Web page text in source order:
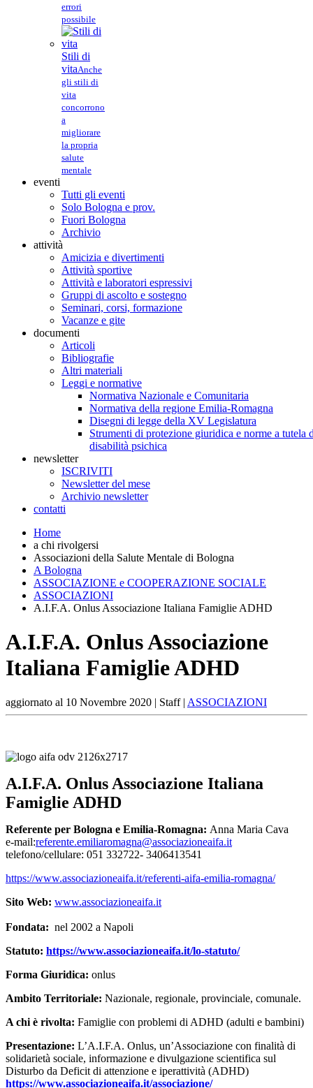
errori
possibile
Stili di
vitaAnche
gli stili di
vita
concorrono
a
migliorare
la propria
salute
mentale
eventi
Tutti gli eventi
Solo Bologna e prov.
Fuori Bologna
Archivio
attività
Amicizia e divertimenti
Attività sportive
Attività e laboratori espressivi
Gruppi di ascolto e sostegno
Seminari, corsi, formazione
Vacanze e gite
documenti
Articoli
Bibliografie
Altri materiali
Leggi e normative
Normativa Nazionale e Comunitaria
Normativa della regione Emilia-Romagna
Disegni di legge della XV Legislatura
Strumenti di protezione giuridica e norme a tutela
disabilità psichica
newsletter
ISCRIVITI
Newsletter del mese
Archivio newsletter
contatti
Home
a chi rivolgersi
Associazioni della Salute Mentale di Bologna
A Bologna
ASSOCIAZIONE e COOPERAZIONE SOCIALE
ASSOCIAZIONI
A.I.F.A. Onlus Associazione Italiana Famiglie ADHD
A.I.F.A. Onlus Associazione
Italiana Famiglie ADHD
aggiornato al 10 Novembre 2020 | Staff | ASSOCIAZIONI
A.I.F.A. Onlus Associazione Italiana
Famiglie ADHD
Referente per Bologna e Emilia-Romagna: Anna Maria Cava
e-mail:referente.emiliaromagna@associazioneaifa.it
telefono/cellulare: 051 332722- 3406413541
https://www.associazioneaifa.it/referenti-aifa-emilia-romagna/
Sito Web: www.associazioneaifa.it
Fondata: nel 2002 a Napoli
Statuto: https://www.associazioneaifa.it/lo-statuto/
Forma Giuridica: onlus
Ambito Territoriale: Nazionale, regionale, provinciale, comunale.
A chi è rivolta: Famiglie con problemi di ADHD (adulti e bambini)
Presentazione: L’A.I.F.A. Onlus, un’Associazione con finalità di
solidarietà sociale, informazione e divulgazione scientifica sul
Disturbo da Deficit di attenzione e iperattività (ADHD)
https://www.associazioneaifa.it/associazione/